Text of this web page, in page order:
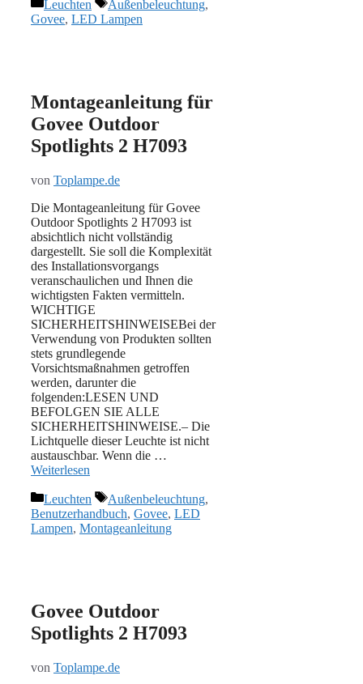
Leuchten Außenbeleuchtung,
Govee, LED Lampen
Montageanleitung für
Govee Outdoor
Spotlights 2 H7093
von Toplampe.de
Die Montageanleitung für Govee
Outdoor Spotlights 2 H7093 ist
absichtlich nicht vollständig
dargestellt. Sie soll die Komplexität
des Installationsvorgangs
veranschaulichen und Ihnen die
wichtigsten Fakten vermitteln.
WICHTIGE
SICHERHEITSHINWEISEBei der
Verwendung von Produkten sollten
stets grundlegende
Vorsichtsmaßnahmen getroffen
werden, darunter die
folgenden:LESEN UND
BEFOLGEN SIE ALLE
SICHERHEITSHINWEISE.– Die
Lichtquelle dieser Leuchte ist nicht
austauschbar. Wenn die …
Weiterlesen
Kategorien
Leuchten Schlagwörter
Außenbeleuchtung,
Benutzerhandbuch, Govee, LED
Lampen, Montageanleitung
Govee Outdoor
Spotlights 2 H7093
von Toplampe.de